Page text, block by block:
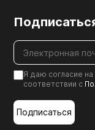
Я даю согласие
соответствии с
Подписаться